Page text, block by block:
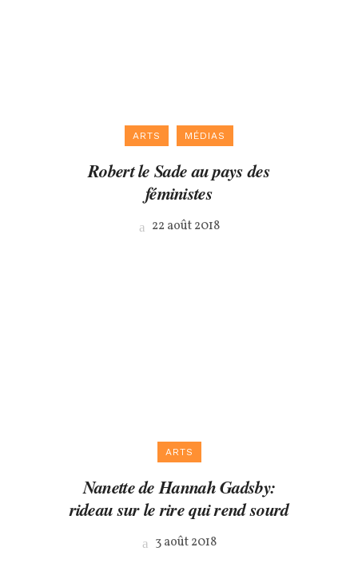
ARTS MÉDIAS
Robert le Sade au pays des
féministes
22 août 2018
ARTS
Nanette de Hannah Gadsby:
rideau sur le rire qui rend sourd
3 août 2018